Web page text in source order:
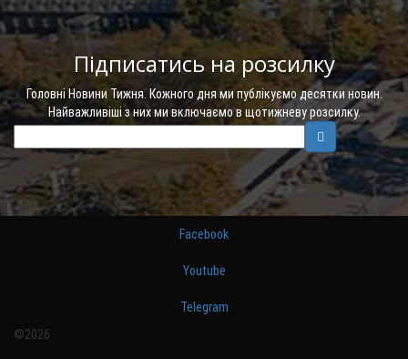
Підписатись на розсилку
Головні Новини Тижня. Кожного дня ми публікуємо десятки новин.
Найважливіші з них ми включаємо в щотижневу розсилку.
Facebook
Youtube
Telegram
©2026